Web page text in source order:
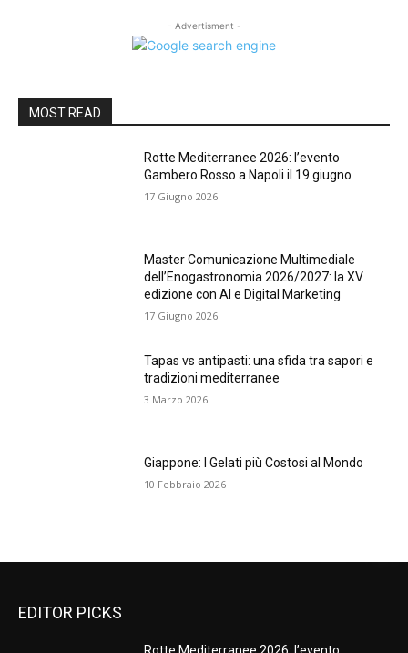
- Advertisment -
MOST READ
Rotte Mediterranee 2026: l’evento
Gambero Rosso a Napoli il 19 giugno
17 Giugno 2026
Master Comunicazione Multimediale
dell’Enogastronomia 2026/2027: la XV
edizione con AI e Digital Marketing
17 Giugno 2026
Tapas vs antipasti: una sfida tra sapori e
tradizioni mediterranee
3 Marzo 2026
Giappone: I Gelati più Costosi al Mondo
10 Febbraio 2026
EDITOR PICKS
Rotte Mediterranee 2026: l’evento